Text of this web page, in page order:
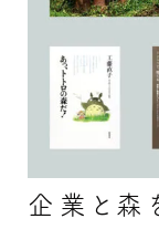
企業と森